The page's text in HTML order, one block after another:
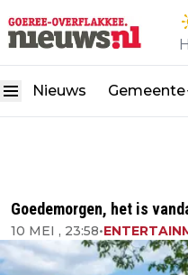
Nieuws Gemeente
Goedemorgen, het is
10 MEI , 23:58•